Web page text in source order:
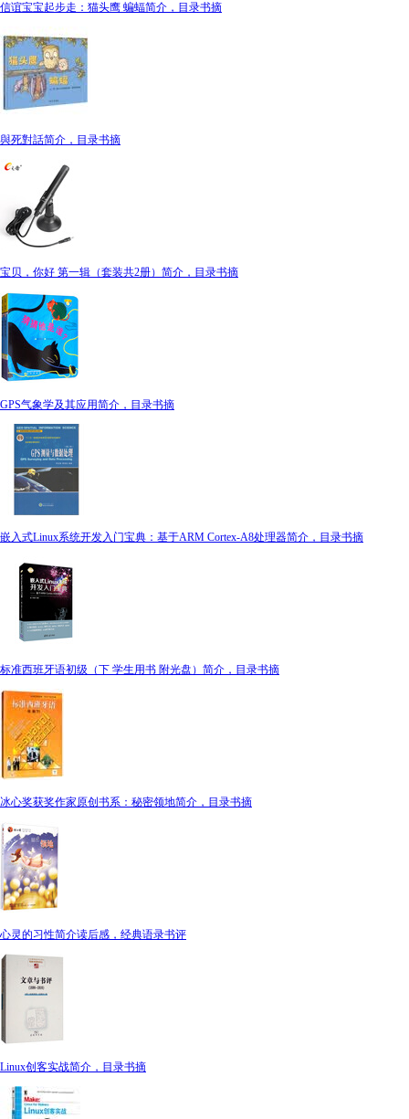
信谊宝宝起步走：猫头鹰 蝙蝠简介，目录书摘
與死對話简介，目录书摘
宝贝，你好 第一辑（套装共2册）简介，目录书摘
GPS气象学及其应用简介，目录书摘
嵌入式Linux系统开发入门宝典：基于ARM Cortex-A8处理器简介，目录书摘
标准西班牙语初级（下 学生用书 附光盘）简介，目录书摘
冰心奖获奖作家原创书系：秘密领地简介，目录书摘
心灵的习性简介读后感，经典语录书评
Linux创客实战简介，目录书摘